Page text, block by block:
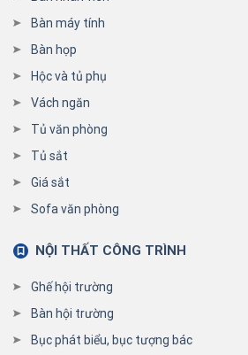
Bàn máy tính
Bàn họp
Hộc và tủ phụ
Vách ngăn
Tủ văn phòng
Tủ sắt
Giá sắt
Sofa văn phòng
NỘI THẤT CÔNG TRÌNH
Ghế hội trường
Bàn hội trường
Bục phát biểu, bục tượng bác